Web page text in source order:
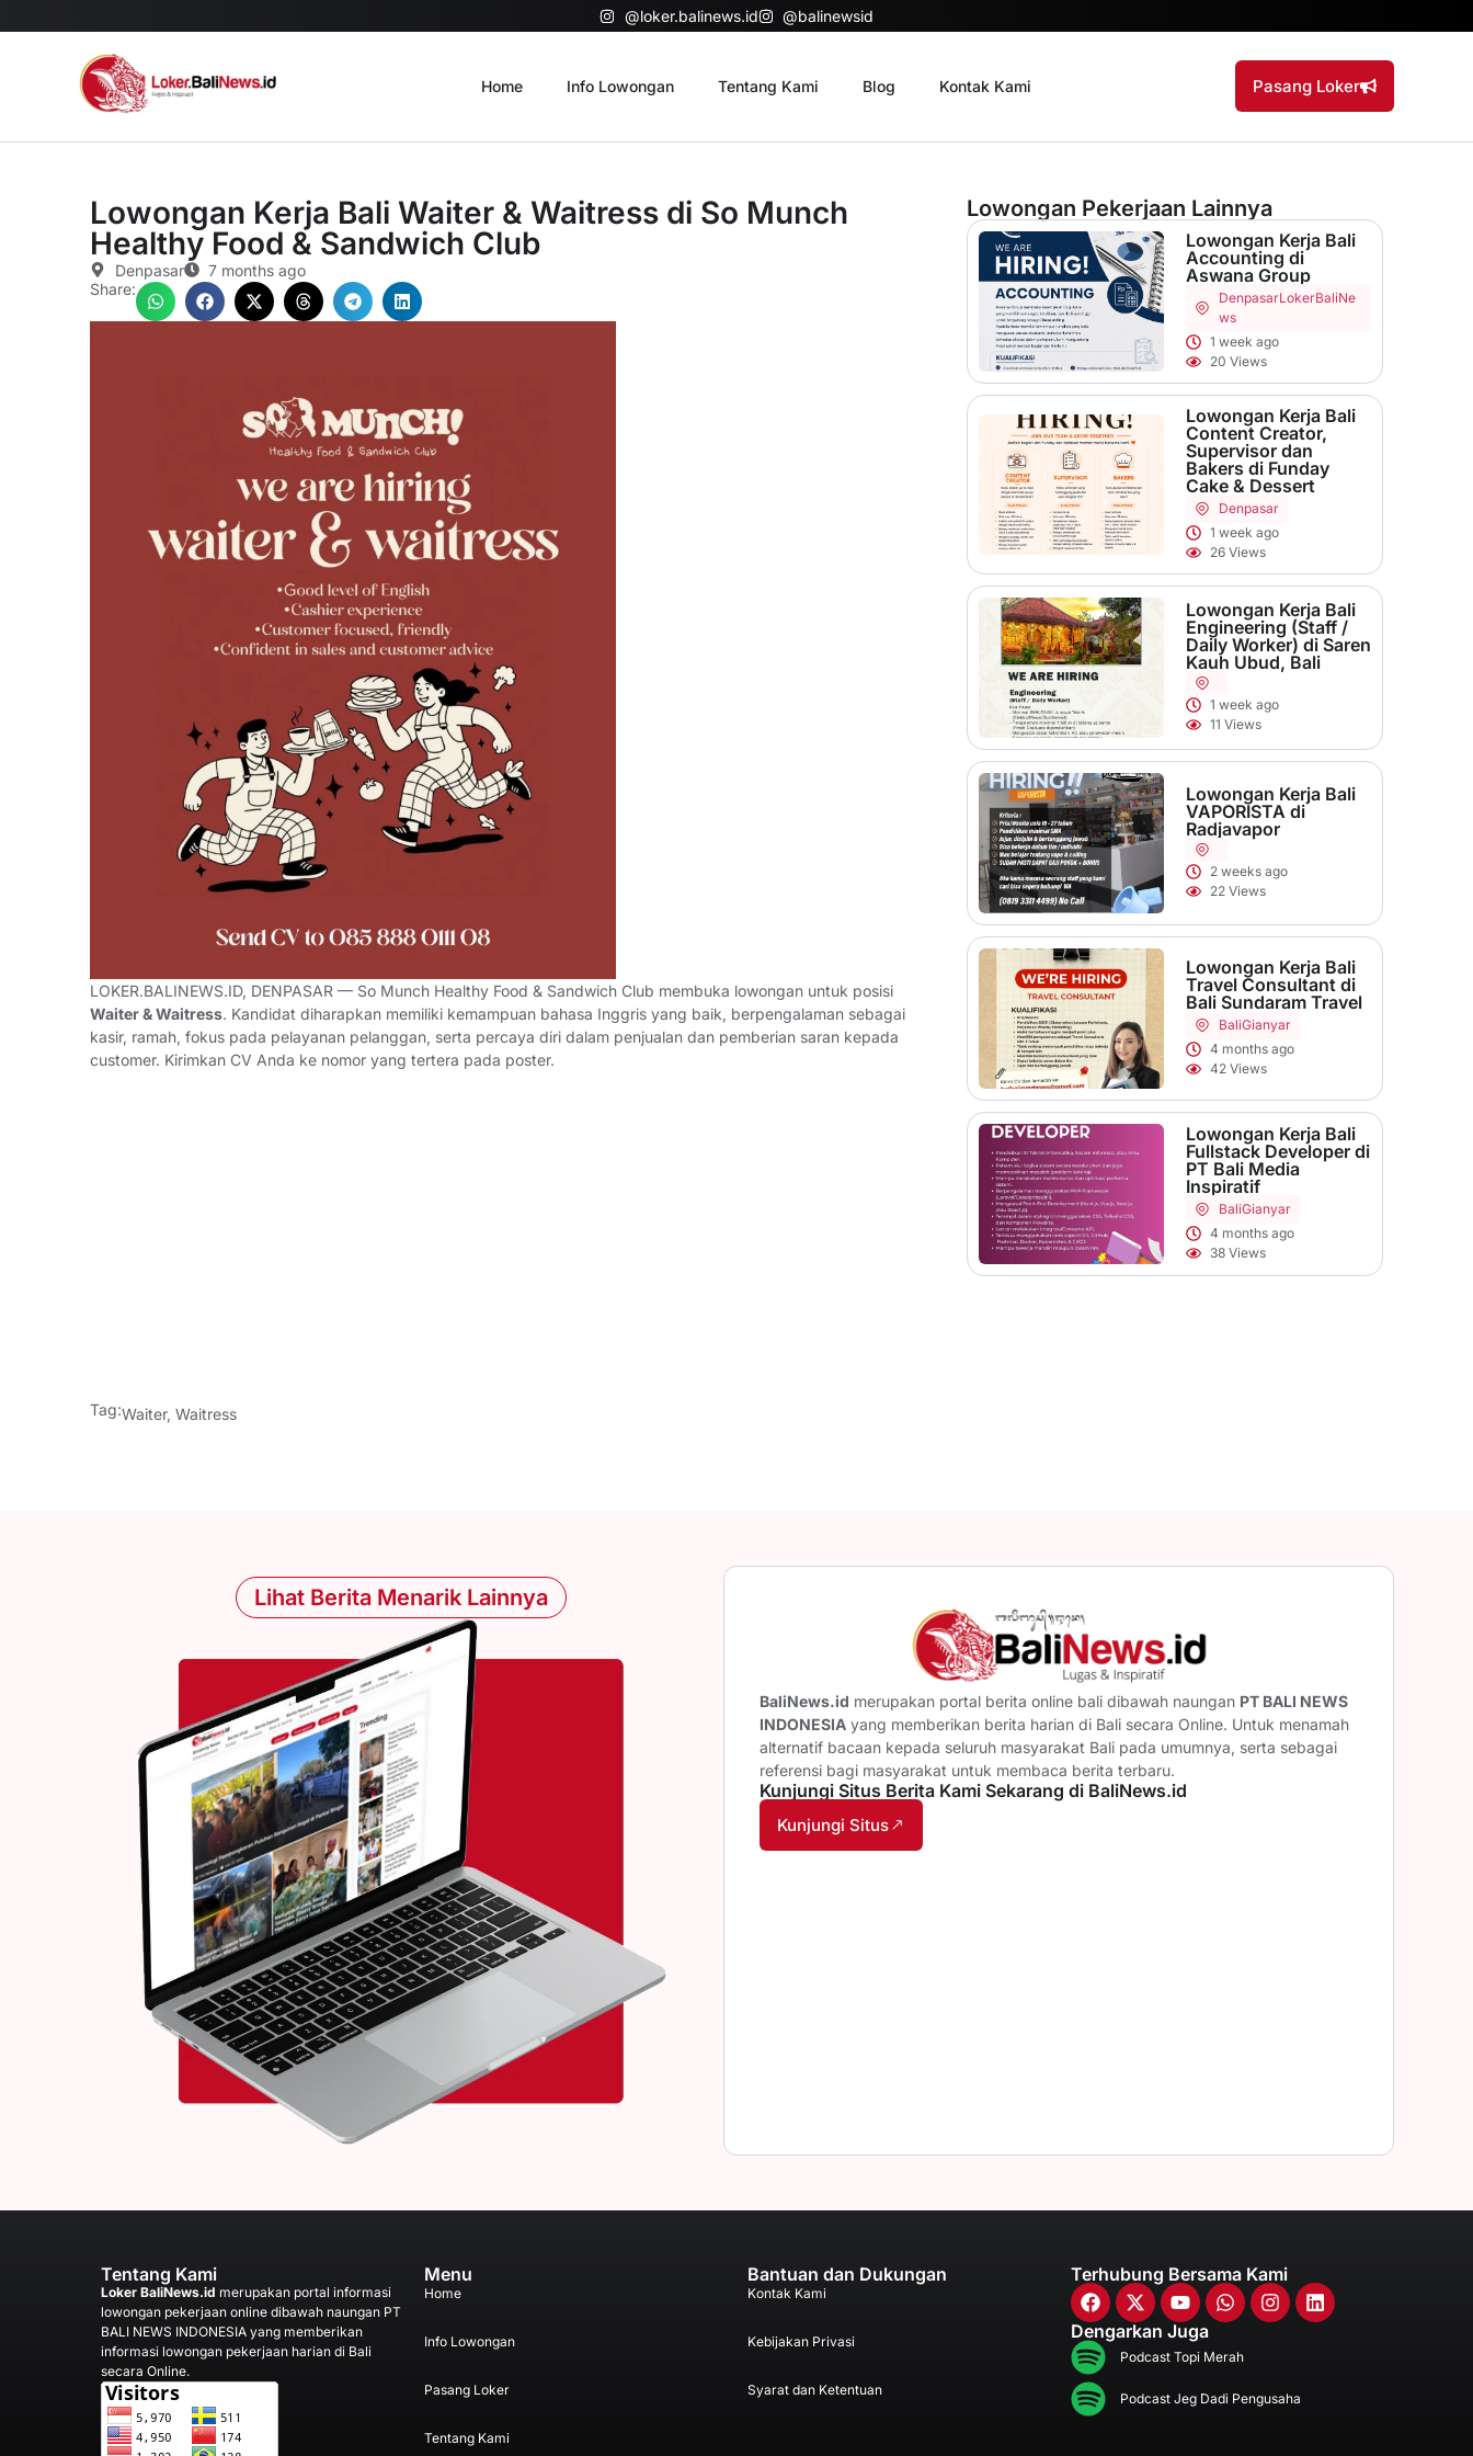
@loker.balinews.id @balinewsid
Home Info Lowongan Tentang Kami Blog Kontak Kami Pasang Loker
Lowongan Kerja Bali Waiter & Waitress di So Munch
Healthy Food & Sandwich Club
Denpasar
7 months ago
Share:
LOKER.BALINEWS.ID, DENPASAR — So Munch Healthy Food & Sandwich Club membuka lowongan untuk posisi
Waiter & Waitress. Kandidat diharapkan memiliki kemampuan bahasa Inggris yang baik, berpengalaman sebagai
kasir, ramah, fokus pada pelayanan pelanggan, serta percaya diri dalam penjualan dan pemberian saran kepada
customer. Kirimkan CV Anda ke nomor yang tertera pada poster.
Tag:Waiter, Waitress
Lowongan Pekerjaan Lainnya
Lowongan Kerja Bali
Accounting di
Aswana Group
DenpasarLokerBaliNe
ws
1 week ago
20 Views
Lowongan Kerja Bali
Content Creator,
Supervisor dan
Bakers di Funday
Cake & Dessert
Denpasar
1 week ago
26 Views
Lowongan Kerja Bali
Engineering (Staff /
Daily Worker) di Saren
Kauh Ubud, Bali
1 week ago
11 Views
Lowongan Kerja Bali
VAPORISTA di
Radjavapor
2 weeks ago
22 Views
Lowongan Kerja Bali
Travel Consultant di
Bali Sundaram Travel
BaliGianyar
4 months ago
42 Views
Lowongan Kerja Bali
Fullstack Developer di
PT Bali Media
Inspiratif
BaliGianyar
4 months ago
38 Views
Lihat Berita Menarik Lainnya
BaliNews.id merupakan portal berita online bali dibawah naungan PT BALI NEWS
INDONESIA yang memberikan berita harian di Bali secara Online. Untuk menamah
alternatif bacaan kepada seluruh masyarakat Bali pada umumnya, serta sebagai
referensi bagi masyarakat untuk membaca berita terbaru.
Kunjungi Situs Berita Kami Sekarang di BaliNews.id
Kunjungi Situs
Tentang Kami
Loker BaliNews.id merupakan portal informasi
lowongan pekerjaan online dibawah naungan PT
BALI NEWS INDONESIA yang memberikan
informasi lowongan pekerjaan harian di Bali
secara Online.
Menu
Home
Info Lowongan
Pasang Loker
Tentang Kami
Bantuan dan Dukungan
Kontak Kami
Kebijakan Privasi
Syarat dan Ketentuan
Terhubung Bersama Kami
Dengarkan Juga
Podcast Topi Merah
Podcast Jeg Dadi Pengusaha